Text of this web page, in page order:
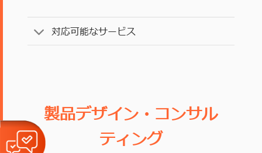
対応可能なサービス
製品デザイン・コンサル
ティング